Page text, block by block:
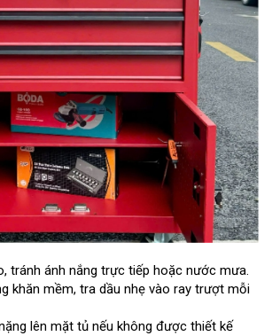
tránh ánh nắng trực tiếp hoặc nước mưa.
khăn mềm, tra dầu nhẹ vào ray trượt mỗi
lên mặt tủ nếu không được thiết kế